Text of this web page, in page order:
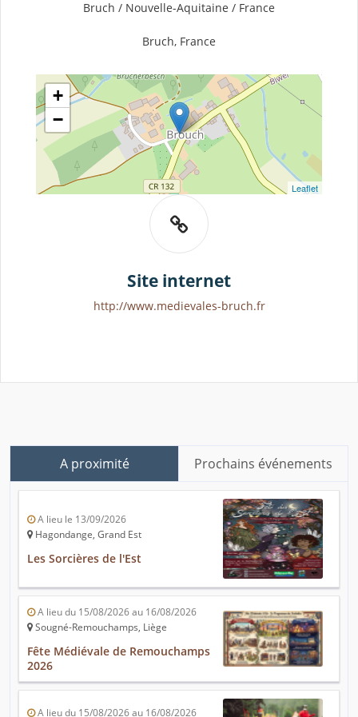
Bruch / Nouvelle-Aquitaine / France
Bruch, France
+
−
Leaflet
Site internet
http://www.medievales-bruch.fr
A proximité Prochains événements
A lieu le 13/09/2026
Hagondange, Grand Est
Les Sorcières de l'Est
A lieu du 15/08/2026 au 16/08/2026
Sougné-Remouchamps, Liège
Fête Médiévale de Remouchamps
2026
A lieu du 15/08/2026 au 16/08/2026